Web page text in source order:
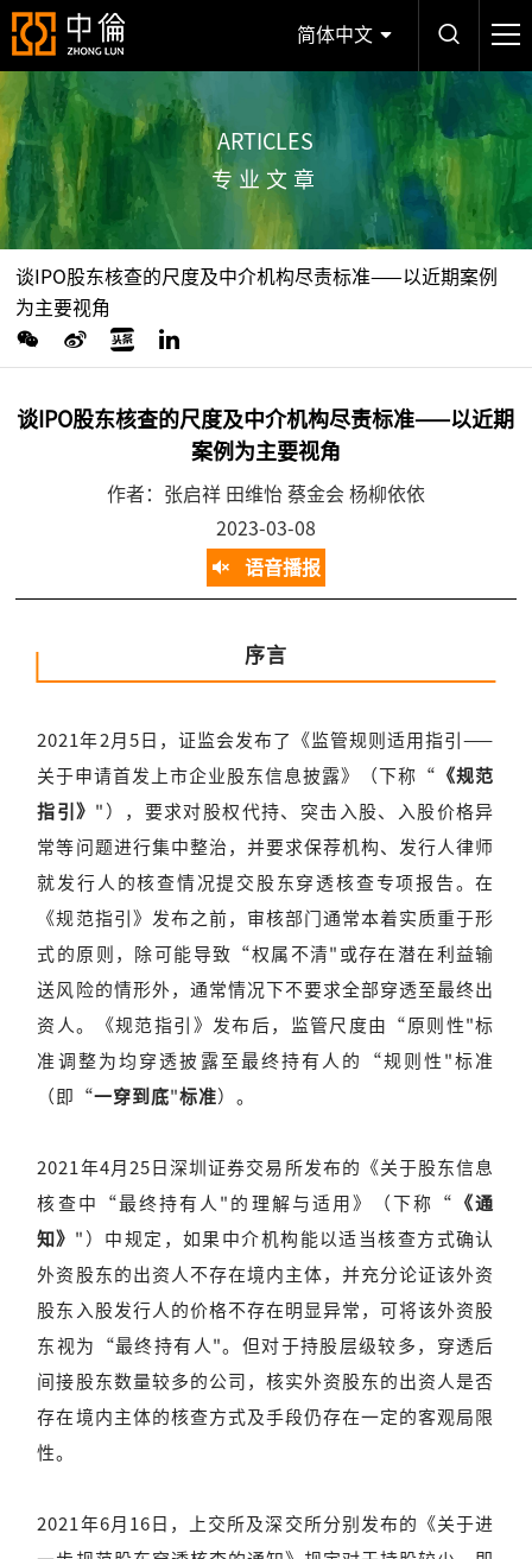
简体中文
ARTICLES
专业文章
谈IPO股东核查的尺度及中介机构尽责标准——以近期案例
为主要视角
谈IPO股东核查的尺度及中介机构尽责标准——以近期
案例为主要视角
作者：张启祥 田维怡 蔡金会 杨柳依依
2023-03-08
语音播报
序言
2021年2月5日，证监会发布了《监管规则适用指引——
关于申请首发上市企业股东信息披露》（下称“ 《规范
指引》 "），要求对股权代持、突击入股、入股价格异
常等问题进行集中整治，并要求保荐机构、发行人律师
就发行人的核查情况提交股东穿透核查专项报告。在
《规范指引》发布之前，审核部门通常本着实质重于形
式的原则，除可能导致“权属不清"或存在潜在利益输
送风险的情形外，通常情况下不要求全部穿透至最终出
资人。《规范指引》发布后，监管尺度由“原则性"标
准调整为均穿透披露至最终持有人的“规则性"标准
（即“一穿到底"标准 ）。
2021年4月25日深圳证券交易所发布的《关于股东信息
核查中“最终持有人"的理解与适用》（下称“ 《通
知》 "）中规定，如果中介机构能以适当核查方式确认
外资股东的出资人不存在境内主体，并充分论证该外资
股东入股发行人的价格不存在明显异常，可将该外资股
东视为“最终持有人"。但对于持股层级较多，穿透后
间接股东数量较多的公司，核实外资股东的出资人是否
存在境内主体的核查方式及手段仍存在一定的客观局限
性。
2021年6月16日，上交所及深交所分别发布的《关于进